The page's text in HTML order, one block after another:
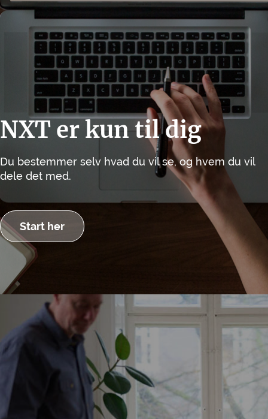
NXT er kun til dig
Du bestemmer selv hvad du vil se, og hvem du vil
dele det med.
Start her